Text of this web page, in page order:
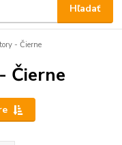
Hľadať
- Čierne
Čierne